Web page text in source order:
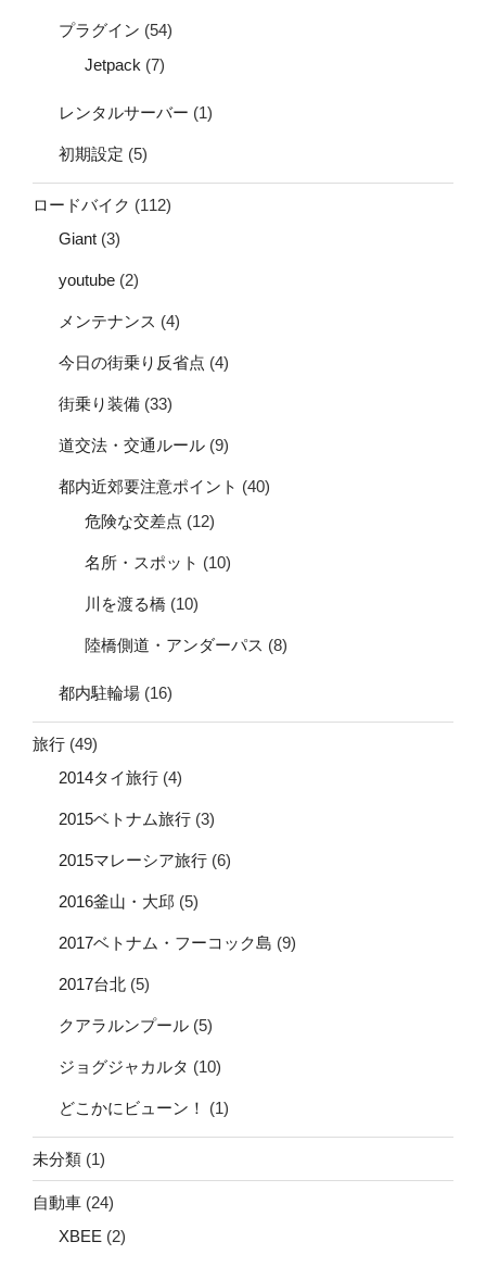
プラグイン (54)
Jetpack (7)
レンタルサーバー (1)
初期設定 (5)
ロードバイク (112)
Giant (3)
youtube (2)
メンテナンス (4)
今日の街乗り反省点 (4)
街乗り装備 (33)
道交法・交通ルール (9)
都内近郊要注意ポイント (40)
危険な交差点 (12)
名所・スポット (10)
川を渡る橋 (10)
陸橋側道・アンダーパス (8)
都内駐輪場 (16)
旅行 (49)
2014タイ旅行 (4)
2015ベトナム旅行 (3)
2015マレーシア旅行 (6)
2016釜山・大邱 (5)
2017ベトナム・フーコック島 (9)
2017台北 (5)
クアラルンプール (5)
ジョグジャカルタ (10)
どこかにビューン！ (1)
未分類 (1)
自動車 (24)
XBEE (2)